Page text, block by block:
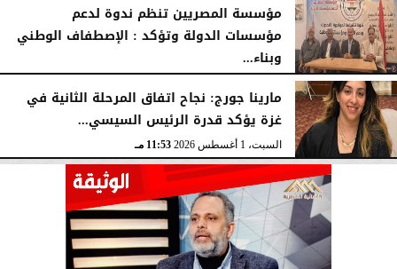
مؤسسة المصريين تنظم ندوة لدعم
مؤسسات الدولة وتؤكد : الإصطفاف الوطني
وبناء...
الأحد، 2 أغسطس 2026 10:20 صـ
مارينا جورج: نجاح اتفاق المرحلة الثانية في
غزة يؤكد قدرة الرئيس السيسي...
السبت، 1 أغسطس 2026 11:53 مـ